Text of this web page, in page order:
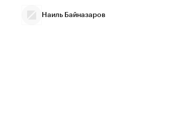
Наиль Байназаров